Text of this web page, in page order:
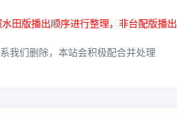
田版播出顺序进行整理，非台配版播
我们删除，本站会积极配合并处理